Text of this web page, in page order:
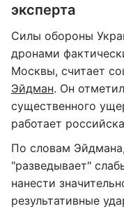
эксперта
Силы обороны
дронами
Москвы, считает
Эйдман. Он
существенного
работает
По словам
"разведывает"
нанести
результативные